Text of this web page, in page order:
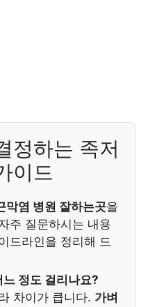
정하는 족저
이드
막염 병원 잘하는곳을
주 질문하시는 내용
드라인을 정리해 드
느 정도 걸리나요?
차이가 큽니다. 가벼